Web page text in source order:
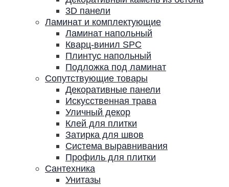
3D панели
Ламинат и комплектующие
Ламинат напольный
Кварц-винил SPC
Плинтус напольный
Подложка под ламинат
Сопутствующие товары
Декоративные панели
Искусственная трава
Уличный декор
Клей для плитки
Затирка для швов
Система выравнивания
Профиль для плитки
Сантехника
Унитазы